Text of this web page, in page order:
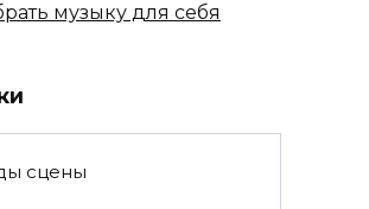
музыку для себя
сцены